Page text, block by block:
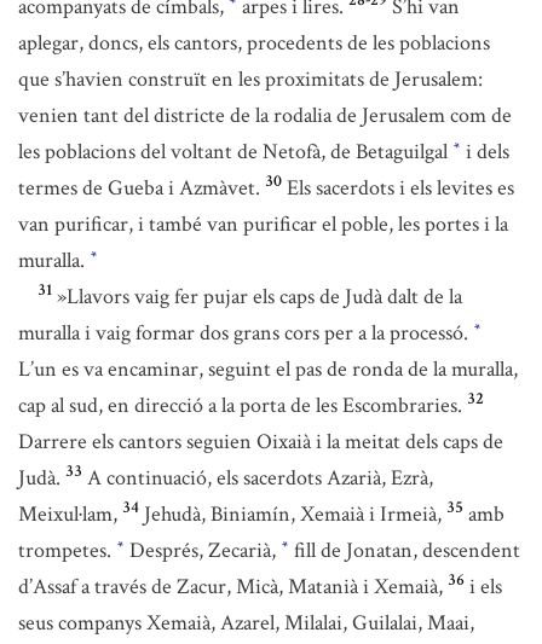
acompanyats de címbals, arpes i lires.
S’hi van
aplegar, doncs, els cantors, procedents de les poblacions
que s’havien construït en les proximitats de Jerusalem:
venien tant del districte de la rodalia de Jerusalem com de
les poblacions del voltant de Netofà, de Betaguilgal * i dels
termes de Gueba i Azmàvet. 30 Els sacerdots i els levites es
van purificar, i també van purificar el poble, les portes i la
muralla. *
31 »Llavors vaig fer pujar els caps de Judà dalt de la
muralla i vaig formar dos grans cors per a la processó. *
L’un es va encaminar, seguint el pas de ronda de la muralla,
cap al sud, en direcció a la porta de les Escombraries. 32
Darrere els cantors seguien Oixaià i la meitat dels caps de
Judà. 33 A continuació, els sacerdots Azarià, Ezrà,
Meixul·lam, 34 Jehudà, Biniamín, Xemaià i Irmeià, 35 amb
trompetes. * Després, Zecarià, * fill de Jonatan, descendent
d’Assaf a través de Zacur, Micà, Matanià i Xemaià, 36 i els
seus companys Xemaià, Azarel, Milalai, Guilalai, Maai,